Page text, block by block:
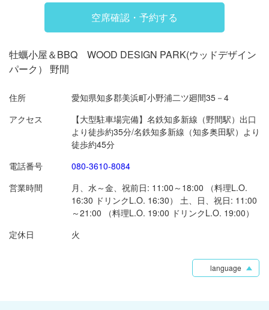
空席確認・予約する
牡蠣小屋＆BBQ WOOD DESIGN PARK(ウッドデザイン
パーク） 野間
住所
愛知県知多郡美浜町小野浦二ツ廻間35－4
アクセス
【大型駐車場完備】名鉄知多新線（野間駅）出口
より徒歩約35分/名鉄知多新線（知多奥田駅）より
徒歩約45分
電話番号
080-3610-8084
営業時間
月、水～金、祝前日: 11:00～18:00 （料理L.O.
16:30 ドリンクL.O. 16:30） 土、日、祝日: 11:00
～21:00 （料理L.O. 19:00 ドリンクL.O. 19:00）
定休日
火
language